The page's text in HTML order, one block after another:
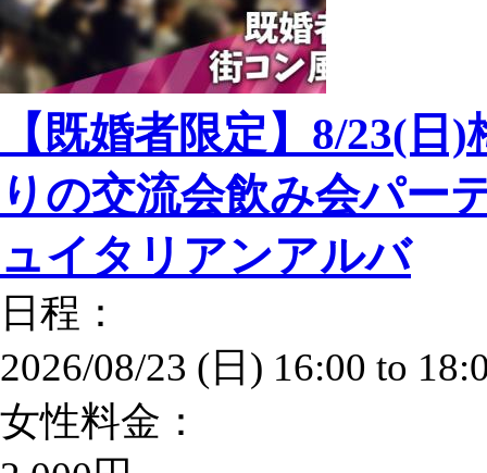
【既婚者限定】8/23(
りの交流会飲み会パー
ュイタリアンアルバ
日程：
2026/08/23 (日) 16:00 to
女性料金：